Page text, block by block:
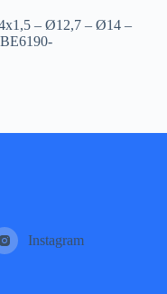
– Ø12,7 – Ø14 –
Instagram